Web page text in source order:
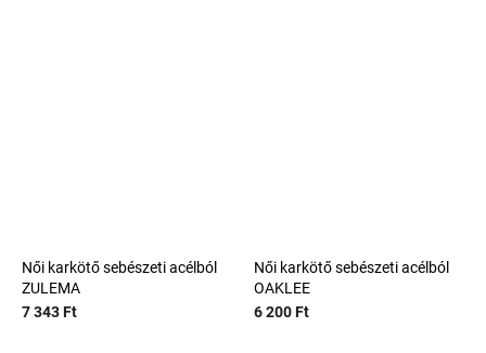
Női karkötő sebészeti acélból
ZULEMA
7 343 Ft
Női karkötő sebészeti acélból
OAKLEE
6 200 Ft